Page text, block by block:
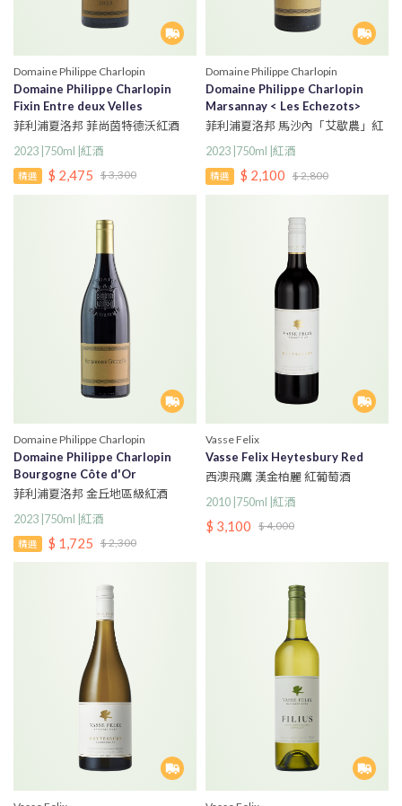
Domaine Philippe Charlopin
Domaine Philippe Charlopin
Fixin Entre deux Velles
菲利浦夏洛邦 菲尚茵特德沃紅酒
2023 |750ml |紅酒
精選 $ 2,475 $ 3,300
Domaine Philippe Charlopin
Domaine Philippe Charlopin
Marsannay < Les Echezots>
菲利浦夏洛邦 馬沙內「艾歇農」紅
2023 |750ml |紅酒
精選 $ 2,100 $ 2,800
Domaine Philippe Charlopin
Domaine Philippe Charlopin
Bourgogne Côte d'Or
菲利浦夏洛邦 金丘地區級紅酒
2023 |750ml |紅酒
精選 $ 1,725 $ 2,300
Vasse Felix
Vasse Felix Heytesbury Red
西澳飛鷹 漢金柏麗 紅葡萄酒
2010 |750ml |紅酒
$ 3,100 $ 4,000